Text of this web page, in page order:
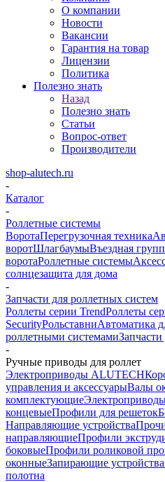
О компании
Новости
Вакансии
Гарантия на товар
Лицензии
Политика
Полезно знать
Назад
Полезно знать
Статьи
Вопрос-ответ
Производители
shop-alutech.ru
-
Каталог
-
Роллетные системы
ВоротаПерегрузочная техника
воротШлагбаумыВъездная
воротаРоллетные системы
солнцезащита для дома
-
Запчасти для роллетных систем
Роллеты серии TrendРоллеты
SecurityРольставниАвтоматика
роллетными системами
-
Ручные приводы для роллет
Электроприводы ALUTECH
управления и аксессуарыВалы
комплектующие
концевыеПрофили для решеток
Направляющие устройства
направляющиеПрофили
боковыеПрофили роликовой
оконныеЗапирающие
полотна